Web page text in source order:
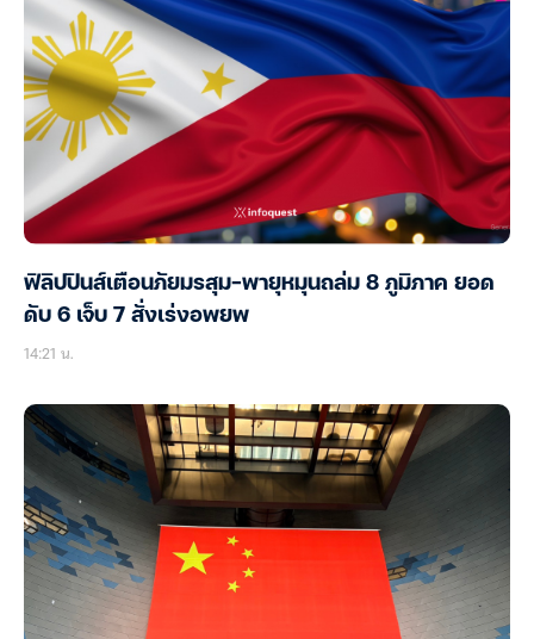
ฟิลิปปินส์เตือนภัยมรสุม-พายุหมุนถล่ม 8 ภูมิภาค ยอด
ดับ 6 เจ็บ 7 สั่งเร่งอพยพ
14:21 น.